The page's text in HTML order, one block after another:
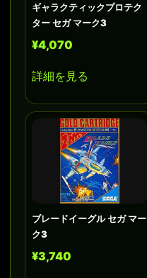
ギャラクティックプロテク
ター セガ マーク3
¥4,070
詳細を見る
ブレードイーグル セガ マー
ク3
¥3,740